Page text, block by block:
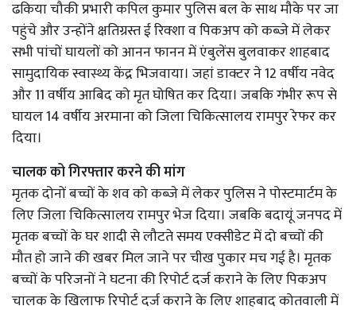
ढकिया चौकी प्रभारी कपिल कुमार पुलिस बल के साथ मौके पर जा
पहुंचे और उन्होंने क्षतिग्रस्त ई रिक्शा व पिकअप को कब्जे में लेकर
सभी पांचों घायलों को आनन फानन में एंबुलेंस बुलवाकर शाहबाद
सामुदायिक स्वास्थ्य केंद्र भिजवाया। जहां डाक्टर ने 12 वर्षीय नवेद
और 11 वर्षीय आबिद को मृत घोषित कर दिया। जबकि गंभीर रूप से
घायल 14 वर्षीय अरमाना को जिला चिकित्सालय रामपुर रेफर कर
दिया।
चालक को गिरफ्तार करने की मांग
मृतक दोनों बच्चों के शव को कब्जे में लेकर पुलिस ने पोस्टमार्टम के
लिए जिला चिकित्सालय रामपुर भेज दिया। जबकि बदायूं जनपद में
मृतक बच्चों के घर शादी से लौटते समय एक्सीडेट में दो बच्चों की
मौत हो जाने की खबर मिल जाने पर चीख पुकार मच गई है। मृतक
बच्चों के परिजनों ने घटना की रिपोर्ट दर्ज कराने के लिए पिकअप
चालक के खिलाफ रिपोर्ट दर्ज कराने के लिए शाहबाद कोतवाली में